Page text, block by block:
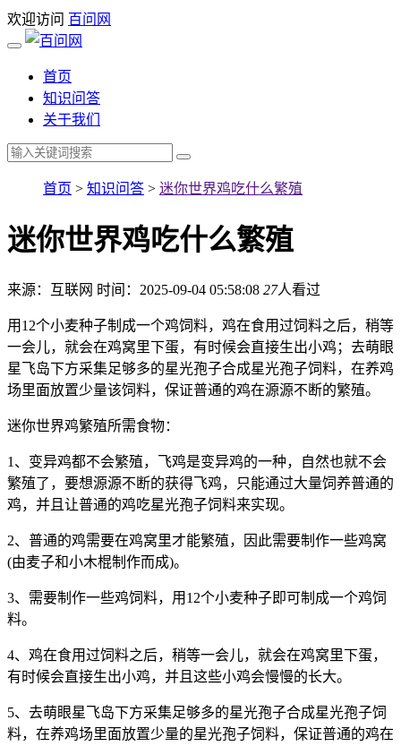
欢迎访问 百问网
首页
知识问答
关于我们
首页 > 知识问答 > 迷你世界鸡吃什么繁殖
迷你世界鸡吃什么繁殖
来源：互联网 时间：2025-09-04 05:58:08 27人看过
用12个小麦种子制成一个鸡饲料，鸡在食用过饲料之后，稍等
一会儿，就会在鸡窝里下蛋，有时候会直接生出小鸡；去萌眼
星飞岛下方采集足够多的星光孢子合成星光孢子饲料，在养鸡
场里面放置少量该饲料，保证普通的鸡在源源不断的繁殖。
迷你世界鸡繁殖所需食物：
1、变异鸡都不会繁殖，飞鸡是变异鸡的一种，自然也就不会
繁殖了，要想源源不断的获得飞鸡，只能通过大量饲养普通的
鸡，并且让普通的鸡吃星光孢子饲料来实现。
2、普通的鸡需要在鸡窝里才能繁殖，因此需要制作一些鸡窝
(由麦子和小木棍制作而成)。
3、需要制作一些鸡饲料，用12个小麦种子即可制成一个鸡饲
料。
4、鸡在食用过饲料之后，稍等一会儿，就会在鸡窝里下蛋，
有时候会直接生出小鸡，并且这些小鸡会慢慢的长大。
5、去萌眼星飞岛下方采集足够多的星光孢子合成星光孢子饲
料，在养鸡场里面放置少量的星光孢子饲料，保证普通的鸡在